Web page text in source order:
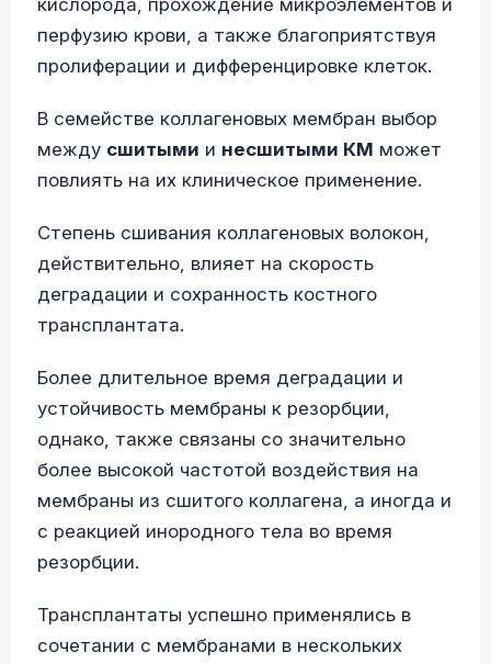
кислорода, прохождение микроэлементов и
перфузию крови, а также благоприятствуя
пролиферации и дифференцировке клеток.
В семействе коллагеновых мембран выбор
между сшитыми и несшитыми КМ может
повлиять на их клиническое применение.
Степень сшивания коллагеновых волокон,
действительно, влияет на скорость
деградации и сохранность костного
трансплантата.
Более длительное время деградации и
устойчивость мембраны к резорбции,
однако, также связаны со значительно
более высокой частотой воздействия на
мембраны из сшитого коллагена, а иногда и
с реакцией инородного тела во время
резорбции.
Трансплантаты успешно применялись в
сочетании с мембранами в нескольких